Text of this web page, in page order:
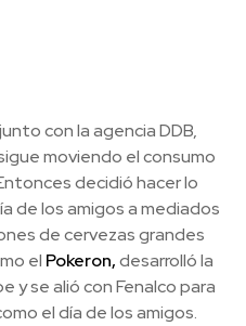
con la agencia DDB,
moviendo el consumo
decidió hacer lo
de los amigos a mediados
de cervezas grandes
el Pokeron,desarrolló la
y se alió con Fenalco para
el día de los amigos.